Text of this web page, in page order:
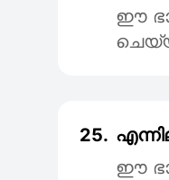
ഈ
25.
ഈ